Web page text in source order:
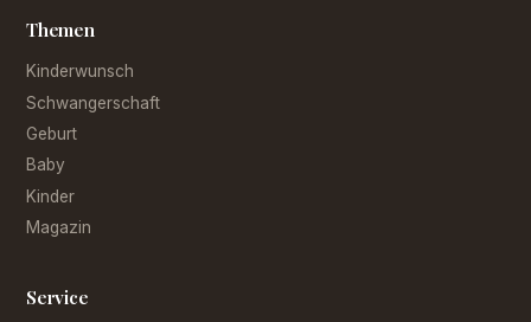
Themen
Kinderwunsch
Schwangerschaft
Geburt
Baby
Kinder
Magazin
Service